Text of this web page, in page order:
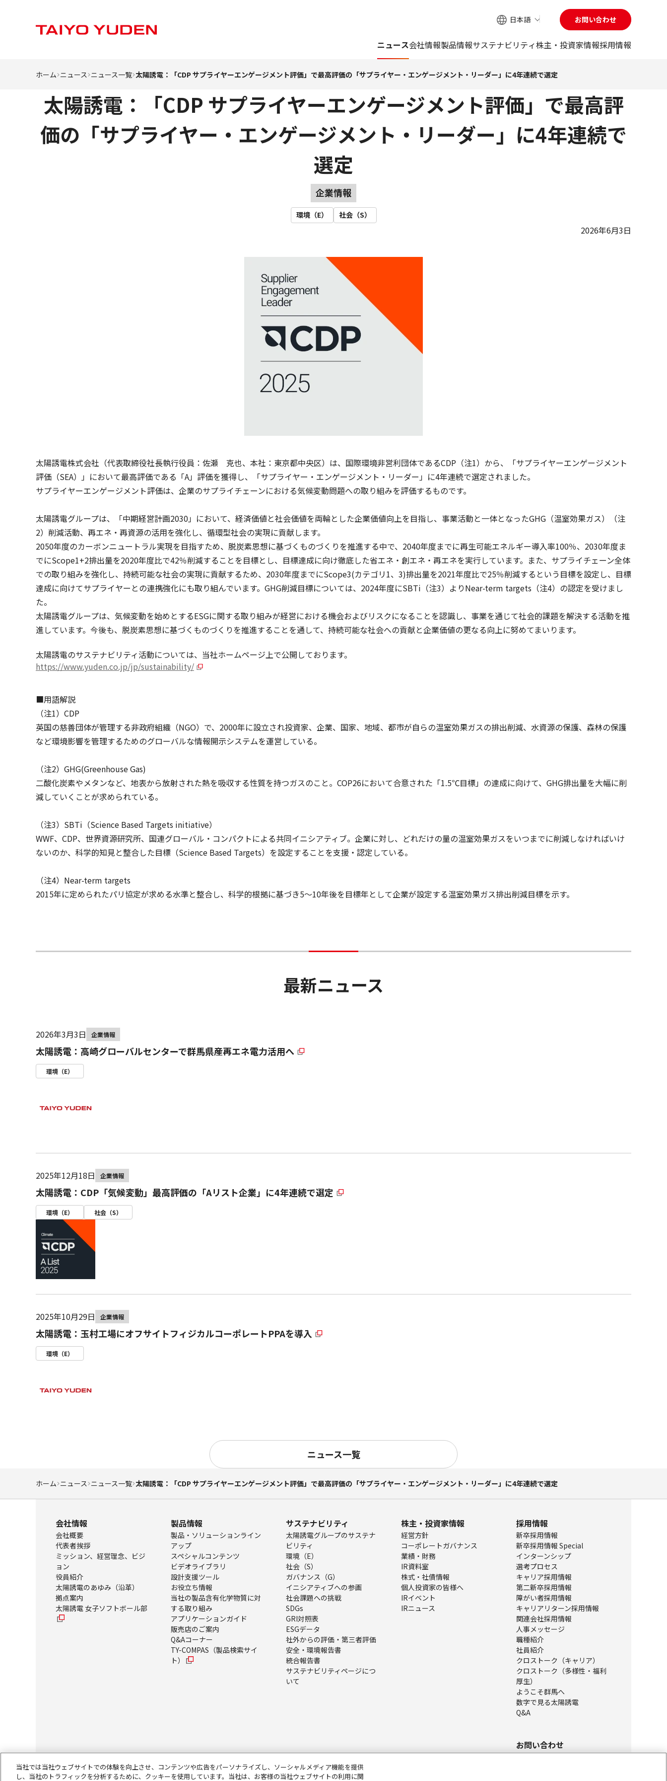
日本語
サイト内検索
お問い合わせ
ニュース会社情報製品情報サステナビリティ株主・投資家情報採用情報
ホーム ニュース ニュース一覧 太陽誘電：「CDP サプライヤーエンゲージメント評価」で最高評価の「サプライヤー・エンゲージメント・リーダー」に4年連続で選定
太陽誘電：「CDP サプライヤーエンゲージメント評価」で最高評
価の「サプライヤー・エンゲージメント・リーダー」に4年連続で
選定
企業情報
環境（E） 社会（S）
2026年6月3日
太陽誘電株式会社（代表取締役社長執行役員：佐瀬 克也、本社：東京都中央区）は、国際環境非営利団体であるCDP（注1）から、「サプライヤーエンゲージメント
評価（SEA）」において最高評価である「A」評価を獲得し、「サプライヤー・エンゲージメント・リーダー」に4年連続で選定されました。
サプライヤーエンゲージメント評価は、企業のサプライチェーンにおける気候変動問題への取り組みを評価するものです。
太陽誘電グループは、「中期経営計画2030」において、経済価値と社会価値を両輪とした企業価値向上を目指し、事業活動と一体となったGHG（温室効果ガス）（注
2）削減活動、再エネ・再資源の活用を強化し、循環型社会の実現に貢献します。
2050年度のカーボンニュートラル実現を目指すため、脱炭素思想に基づくものづくりを推進する中で、2040年度までに再生可能エネルギー導入率100％、2030年度ま
でにScope1+2排出量を2020年度比で42％削減することを目標とし、目標達成に向け徹底した省エネ・創エネ・再エネを実行しています。また、サプライチェーン全体
での取り組みを強化し、持続可能な社会の実現に貢献するため、2030年度までにScope3(カテゴリ1、3)排出量を2021年度比で25％削減するという目標を設定し、目標
達成に向けてサプライヤーとの連携強化にも取り組んでいます。GHG削減目標については、2024年度にSBTi（注3）よりNear-term targets（注4）の認定を受けまし
た。
太陽誘電グループは、気候変動を始めとするESGに関する取り組みが経営における機会およびリスクになることを認識し、事業を通じて社会的課題を解決する活動を推
進しています。今後も、脱炭素思想に基づくものづくりを推進することを通して、持続可能な社会への貢献と企業価値の更なる向上に努めてまいります。
太陽誘電のサステナビリティ活動については、当社ホームページ上で公開しております。
https://www.yuden.co.jp/jp/sustainability/
■用語解説
（注1）CDP
英国の慈善団体が管理する非政府組織（NGO）で、2000年に設立され投資家、企業、国家、地域、都市が自らの温室効果ガスの排出削減、水資源の保護、森林の保護
など環境影響を管理するためのグローバルな情報開示システムを運営している。
（注2）GHG(Greenhouse Gas)
二酸化炭素やメタンなど、地表から放射された熱を吸収する性質を持つガスのこと。COP26において合意された「1.5℃目標」の達成に向けて、GHG排出量を大幅に削
減していくことが求められている。
（注3）SBTi（Science Based Targets initiative）
WWF、CDP、世界資源研究所、国連グローバル・コンパクトによる共同イニシアティブ。企業に対し、どれだけの量の温室効果ガスをいつまでに削減しなければいけ
ないのか、科学的知見と整合した目標（Science Based Targets）を設定することを支援・認定している。
（注4）Near-term targets
2015年に定められたパリ協定が求める水準と整合し、科学的根拠に基づき5～10年後を目標年として企業が設定する温室効果ガス排出削減目標を示す。
最新ニュース
2026年3月3日 企業情報
太陽誘電：高崎グローバルセンターで群馬県産再エネ電力活用へ
環境（E）
2025年12月18日 企業情報
太陽誘電：CDP「気候変動」最高評価の「Aリスト企業」に4年連続で選定
環境（E） 社会（S）
2025年10月29日 企業情報
太陽誘電：玉村工場にオフサイトフィジカルコーポレートPPAを導入
環境（E）
ニュース一覧
ホーム ニュース ニュース一覧 太陽誘電：「CDP サプライヤーエンゲージメント評価」で最高評価の「サプライヤー・エンゲージメント・リーダー」に4年連続で選定
会社情報
会社概要
代表者挨拶
ミッション、経営理念、ビジ
ョン
役員紹介
太陽誘電のあゆみ（沿革）
拠点案内
太陽誘電 女子ソフトボール部
製品情報
製品・ソリューションライン
アップ
スペシャルコンテンツ
ビデオライブラリ
設計支援ツール
お役立ち情報
当社の製品含有化学物質に対
する取り組み
アプリケーションガイド
販売店のご案内
Q&Aコーナー
TY-COMPAS（製品検索サイ
ト）
サステナビリティ
太陽誘電グループのサステナ
ビリティ
環境（E）
社会（S）
ガバナンス（G）
イニシアティブへの参画
社会課題への挑戦
SDGs
GRI対照表
ESGデータ
社外からの評価・第三者評価
安全・環境報告書
統合報告書
サステナビリティページにつ
いて
株主・投資家情報
経営方針
コーポレートガバナンス
業績・財務
IR資料室
株式・社債情報
個人投資家の皆様へ
IRイベント
IRニュース
採用情報
新卒採用情報
新卒採用情報 Special
インターンシップ
選考プロセス
キャリア採用情報
第二新卒採用情報
障がい者採用情報
キャリアリターン採用情報
関連会社採用情報
人事メッセージ
職種紹介
社員紹介
クロストーク（キャリア）
クロストーク（多様性・福利
厚生）
ようこそ群馬へ
数字で見る太陽誘電
Q&A
お問い合わせ
当社では当社ウェブサイトでの体験を向上させ、コンテンツや広告をパーソナライズし、ソーシャルメディア機能を提供
し、当社のトラフィックを分析するために、クッキーを使用しています。当社は、お客様の当社ウェブサイトの利用に関